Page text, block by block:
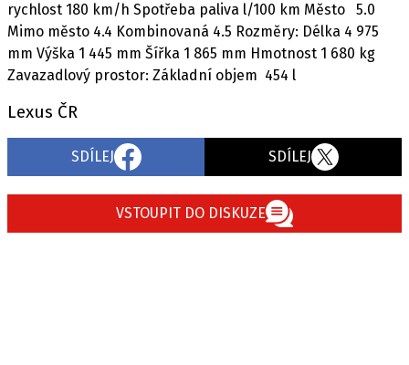
rychlost 180 km/h Spotřeba paliva l/100 km Město 5.0
Mimo město 4.4 Kombinovaná 4.5 Rozměry: Délka 4 975
mm Výška 1 445 mm Šířka 1 865 mm Hmotnost 1 680 kg
Zavazadlový prostor: Základní objem 454 l
Lexus ČR
SDÍLEJ SDÍLEJ
VSTOUPIT DO DISKUZE